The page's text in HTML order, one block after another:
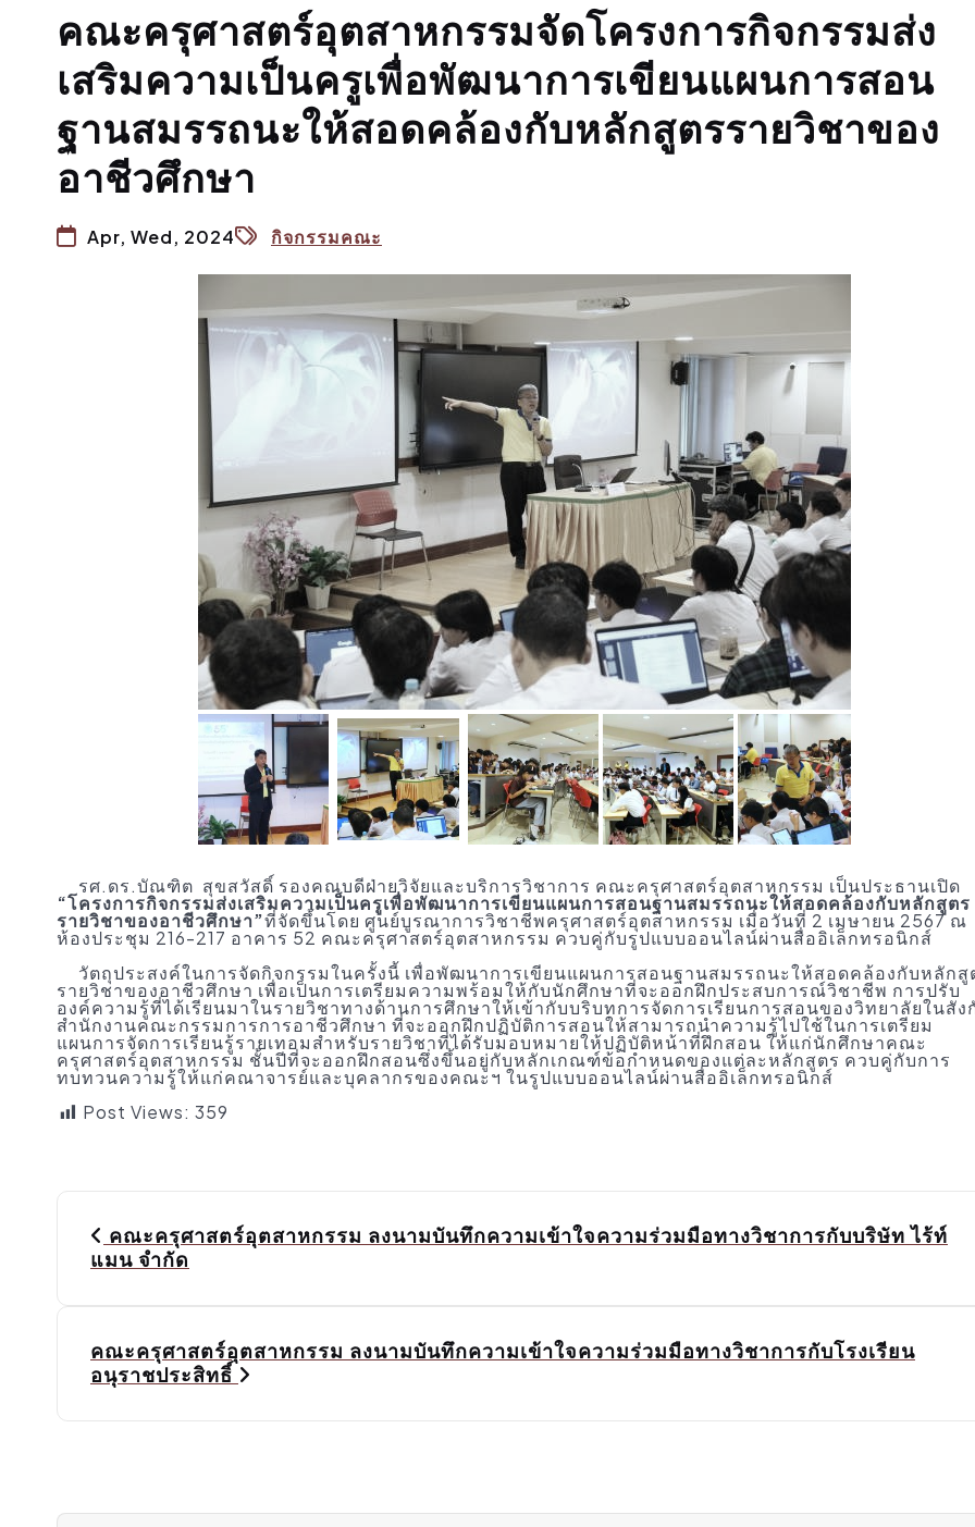
คณะครุศาสตร์อุตสาหกรรมจัดโครงการกิจกรรมส่ง
เสริมความเป็นครูเพื่อพัฒนาการเขียนแผนการสอน
ฐานสมรรถนะให้สอดคล้องกับหลักสูตรรายวิชาของ
อาชีวศึกษา
Apr, Wed, 2024 กิจกรรมคณะ
รศ.ดร.บัณฑิต สุขสวัสดิ์ รองคณบดีฝ่ายวิจัยและบริการวิชาการ คณะครุศาสตร์อุตสาหกรรม เป็นประธานเปิด
“โครงการกิจกรรมส่งเสริมความเป็นครูเพื่อพัฒนาการเขียนแผนการสอนฐานสมรรถนะให้สอดคล้องกับหลักสูตร
รายวิชาของอาชีวศึกษา”ที่จัดขึ้นโดย ศูนย์บูรณาการวิชาชีพครุศาสตร์อุตสาหกรรม เมื่อวันที่ 2 เมษายน 2567 ณ
ห้องประชุม 216-217 อาคาร 52 คณะครุศาสตร์อุตสาหกรรม ควบคู่กับรูปแบบออนไลน์ผ่านสื่ออิเล็กทรอนิกส์
วัตถุประสงค์ในการจัดกิจกรรมในครั้งนี้ เพื่อพัฒนาการเขียนแผนการสอนฐานสมรรถนะให้สอดคล้องกับหลักสู
รายวิชาของอาชีวศึกษา เพื่อเป็นการเตรียมความพร้อมให้กับนักศึกษาที่จะออกฝึกประสบการณ์วิชาชีพ การปรับ
องค์ความรู้ที่ได้เรียนมาในรายวิชาทางด้านการศึกษาให้เข้ากับบริบทการจัดการเรียนการสอนของวิทยาลัยในสัง
สำนักงานคณะกรรมการการอาชีวศึกษา ที่จะออกฝึกปฏิบัติการสอนให้สามารถนำความรู้ไปใช้ในการเตรียม
แผนการจัดการเรียนรู้รายเทอมสำหรับรายวิชาที่ได้รับมอบหมายให้ปฏิบัติหน้าที่ฝึกสอน ให้แก่นักศึกษาคณะ
ครุศาสตร์อุตสาหกรรม ชั้นปีที่จะออกฝึกสอนซึ่งขึ้นอยู่กับหลักเกณฑ์ข้อกำหนดของแต่ละหลักสูตร ควบคู่กับการ
ทบทวนความรู้ให้แก่คณาจารย์และบุคลากรของคณะฯ ในรูปแบบออนไลน์ผ่านสื่ออิเล็กทรอนิกส์
Post Views: 359
คณะครุศาสตร์อุตสาหกรรม ลงนามบันทึกความเข้าใจความร่วมมือทางวิชาการกับบริษัท ไร้ท์
แมน จำกัด
คณะครุศาสตร์อุตสาหกรรม ลงนามบันทึกความเข้าใจความร่วมมือทางวิชาการกับโรงเรียน
อนุราชประสิทธิ์